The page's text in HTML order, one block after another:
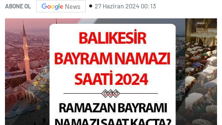
ABONE OL News 27 Haziran 2024 00:13